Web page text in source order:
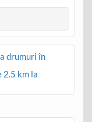
drumuri în
2.5 km la